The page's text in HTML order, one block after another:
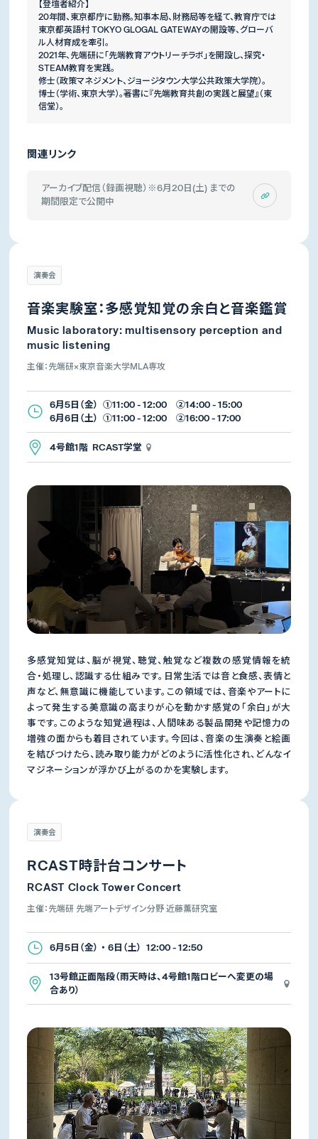
【登壇者紹介】
20年間、東京都庁に勤務。知事本局、財務局等を経て、教育庁では
東京都英語村 TOKYO GLOGAL GATEWAYの開設等、グローバ
ル人材育成を牽引。
2021年、先端研に「先端教育アウトリーチラボ」を開設し、探究・
STEAM教育を実践。
修士（政策マネジメント、ジョージタウン大学公共政策大学院）。
博士（学術、東京大学）。著書に『先端教育共創の実践と展望』（東
信堂）。
関連リンク
アーカイブ配信（録画視聴）※6月20日(土) までの
期間限定で公開中
演奏会
音楽実験室：多感覚知覚の余白と音楽鑑賞
Music laboratory: multisensory perception and
music listening
主催：先端研×東京音楽大学MLA専攻
6月5日（金） ①11:00 - 12:00 ②14:00 - 15:00
6月6日（土） ①11:00 - 12:00 ②16:00 - 17:00
4号館1階 RCAST学堂
多感覚知覚は、脳が視覚、聴覚、触覚など複数の感覚情報を統
合・処理し、認識する仕組みです。日常生活では音と食感、表情と
声など、無意識に機能しています。この領域では、音楽やアートに
よって発生する美意識の高まりが心を動かす感覚の「余白」が大
事です。このような知覚過程は、人間味ある製品開発や記憶力の
増強の面からも着目されています。今回は、音楽の生演奏と絵画
を結びつけたら、読み取り能力がどのように活性化され、どんなイ
マジネーションが浮かび上がるのかを実験します。
演奏会
RCAST時計台コンサート
RCAST Clock Tower Concert
主催：先端研 先端アートデザイン分野 近藤薫研究室
6月5日（金） ・ 6日（土） 12:00 - 12:50
13号館正面階段（雨天時は、4号館1階ロビーへ変更の場
合あり）